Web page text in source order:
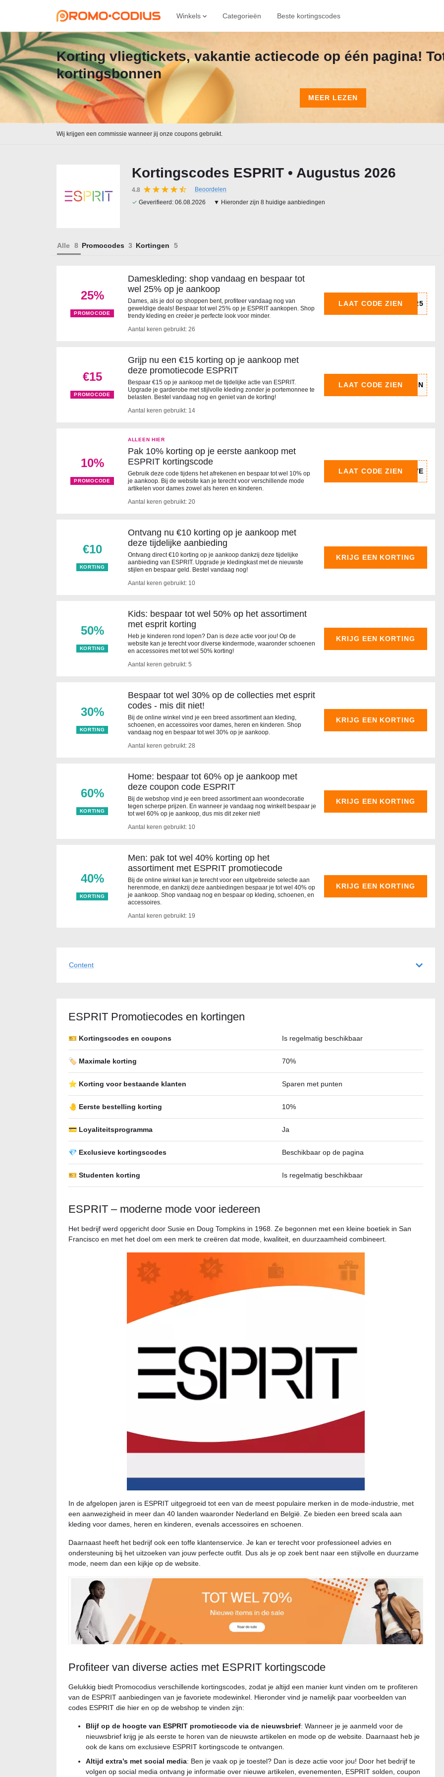
Winkels Categorieën Beste kortingscodes
Korting vliegtickets, vakantie actiecode op één pagina!
kortingsbonnen
MEER LEZEN
Wij krijgen een commissie wanneer jij onze coupons gebruikt.
Kortingscodes ESPRIT • Augustus 2026
4.8
Beoordelen
✓ Geverifieerd: 06.08.2026 ▼ Hieronder zijn 8 huidige aanbiedingen
Alle Promocodes Kortingen
25%
PROMOCODE
Dameskleding: shop vandaag en bespaar tot
wel 25% op je aankoop
Dames, als je dol op shoppen bent, profiteer vandaag nog van
geweldige deals! Bespaar tot wel 25% op je ESPRIT aankopen. Shop
trendy kleding en creëer je perfecte look voor minder.
Aantal keren gebruikt: 26
LAAT CODE ZIEN
€15
PROMOCODE
Grijp nu een €15 korting op je aankoop met
deze promotiecode ESPRIT
Bespaar €15 op je aankoop met de tijdelijke actie van ESPRIT.
Upgrade je garderobe met stijlvolle kleding zonder je portemonnee te
belasten. Bestel vandaag nog en geniet van de korting!
Aantal keren gebruikt: 14
LAAT CODE ZIEN
10%
PROMOCODE
ALLEEN HIER
Pak 10% korting op je eerste aankoop met
ESPRIT kortingscode
Gebruik deze code tijdens het afrekenen en bespaar tot wel 10% op
je aankoop. Bij de website kan je terecht voor verschillende mode
artikelen voor dames zowel als heren en kinderen.
Aantal keren gebruikt: 20
LAAT CODE ZIEN
€10
KORTING
Ontvang nu €10 korting op je aankoop met
deze tijdelijke aanbieding
Ontvang direct €10 korting op je aankoop dankzij deze tijdelijke
aanbieding van ESPRIT. Upgrade je kledingkast met de nieuwste
stijlen en bespaar geld. Bestel vandaag nog!
Aantal keren gebruikt: 10
KRIJG EEN KORTING
50%
KORTING
Kids: bespaar tot wel 50% op het assortiment
met esprit korting
Heb je kinderen rond lopen? Dan is deze actie voor jou! Op de
website kan je terecht voor diverse kindermode, waaronder schoenen
en accessoires met tot wel 50% korting!
Aantal keren gebruikt: 5
KRIJG EEN KORTING
30%
KORTING
Bespaar tot wel 30% op de collecties met esprit
codes - mis dit niet!
Bij de online winkel vind je een breed assortiment aan kleding,
schoenen, en accessoires voor dames, heren en kinderen. Shop
vandaag nog en bespaar tot wel 30% op je aankoop.
Aantal keren gebruikt: 28
KRIJG EEN KORTING
60%
KORTING
Home: bespaar tot 60% op je aankoop met
deze coupon code ESPRIT
Bij de webshop vind je een breed assortiment aan woondecoratie
tegen scherpe prijzen. En wanneer je vandaag nog winkelt bespaar je
tot wel 60% op je aankoop, dus mis dit zeker niet!
Aantal keren gebruikt: 10
KRIJG EEN KORTING
40%
KORTING
Men: pak tot wel 40% korting op het
assortiment met ESPRIT promotiecode
Bij de online winkel kan je terecht voor een uitgebreide selectie aan
herenmode, en dankzij deze aanbiedingen bespaar je tot wel 40% op
je aankoop. Shop vandaag nog en bespaar op kleding, schoenen, en
accessoires.
Aantal keren gebruikt: 19
KRIJG EEN KORTING
Content
ESPRIT Promotiecodes en kortingen
🎫 Kortingscodes en coupons Is regelmatig beschikbaar
🏷️ Maximale korting 70%
⭐ Korting voor bestaande klanten Sparen met punten
🤚 Eerste bestelling korting 10%
💳 Loyaliteitsprogramma Ja
💎 Exclusieve kortingscodes Beschikbaar op de pagina
🎫 Studenten korting Is regelmatig beschikbaar
ESPRIT – moderne mode voor iedereen
Het bedrijf werd opgericht door Susie en Doug Tompkins in 1968. Ze begonnen met een kleine boetiek in San
Francisco en met het doel om een merk te creëren dat mode, kwaliteit, en duurzaamheid combineert.
In de afgelopen jaren is ESPRIT uitgegroeid tot een van de meest populaire merken in de mode-industrie, met
een aanwezigheid in meer dan 40 landen waaronder Nederland en België. Ze bieden een breed scala aan
kleding voor dames, heren en kinderen, evenals accessoires en schoenen.
Daarnaast heeft het bedrijf ook een toffe klantenservice. Je kan er terecht voor professioneel advies en
ondersteuning bij het uitzoeken van jouw perfecte outfit. Dus als je op zoek bent naar een stijlvolle en duurzame
mode, neem dan een kijkje op de website.
Profiteer van diverse acties met ESPRIT kortingscode
Gelukkig biedt Promocodius verschillende kortingscodes, zodat je altijd een manier kunt vinden om te profiteren
van de ESPRIT aanbiedingen van je favoriete modewinkel. Hieronder vind je namelijk paar voorbeelden van
codes ESPRIT die hier en op de webshop te vinden zijn:
Blijf op de hoogte van ESPRIT promotiecode via de nieuwsbrief: Wanneer je je aanmeld voor de
nieuwsbrief krijg je als eerste te horen van de nieuwste artikelen en mode op de website. Daarnaast heb je
ook de kans om exclusieve ESPRIT kortingscode te ontvangen.
Altijd extra’s met social media: Ben je vaak op je toestel? Dan is deze actie voor jou! Door het bedrijf te
volgen op social media ontvang je informatie over nieuwe artikelen, evenementen, ESPRIT solden, coupon